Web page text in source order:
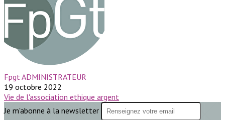
Fpgt ADMINISTRATEUR
19 octobre 2022
Vie de l'association ethique argent
Je m'abonne à la newsletter